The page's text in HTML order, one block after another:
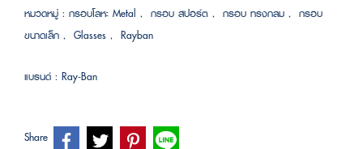
หมวดหมู่ : กรอบโลหะ Metal , กรอบ สปอร์ต , กรอบ ทรงกลม , กรอบ
ขนาดเล็ก , Glasses , Rayban
แบรนด์ : Ray-Ban
Share